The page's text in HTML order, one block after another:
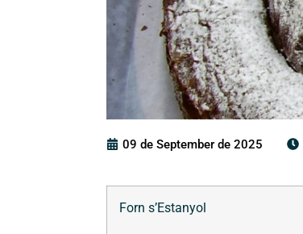
09 de September de 2025
Forn s’Estanyol